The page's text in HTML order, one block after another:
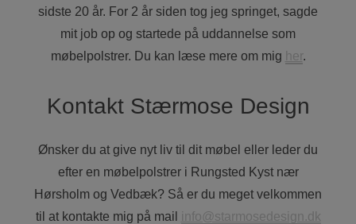
sidste 20 år. For 2 år siden tog jeg springet, sagde
mit job op og startede på uddannelse som
møbelpolstrer. Du kan læse mere om mig her.
Kontakt Stærmose Design
Ønsker du at give nyt liv til dit møbel eller leder du
efter en møbelpolstrer i Rungsted Kyst nær
Hørsholm og Vedbæk? Så er du meget velkommen
til at kontakte mig på mail info@starmosedesign.dk